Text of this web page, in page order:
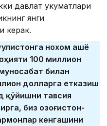
давлат ҳукуматлари
янги
керак.
нохом ашё
100 миллион
билан
долларга етказиш
қўйишни тавсия
биз Қозоғистон-
кенгашини